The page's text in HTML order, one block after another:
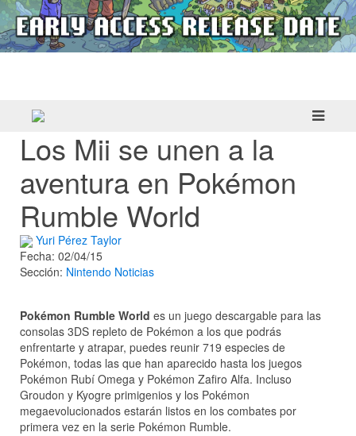
Los Mii se unen a la
aventura en Pokémon
Rumble World
Yuri Pérez Taylor
Fecha: 02/04/15
Sección: Nintendo Noticias
Pokémon Rumble World es un juego descargable para las
consolas 3DS repleto de Pokémon a los que podrás
enfrentarte y atrapar, puedes reunir 719 especies de
Pokémon, todas las que han aparecido hasta los juegos
Pokémon Rubí Omega y Pokémon Zafiro Alfa. Incluso
Groudon y Kyogre primigenios y los Pokémon
megaevolucionados estarán listos en los combates por
primera vez en la serie Pokémon Rumble.